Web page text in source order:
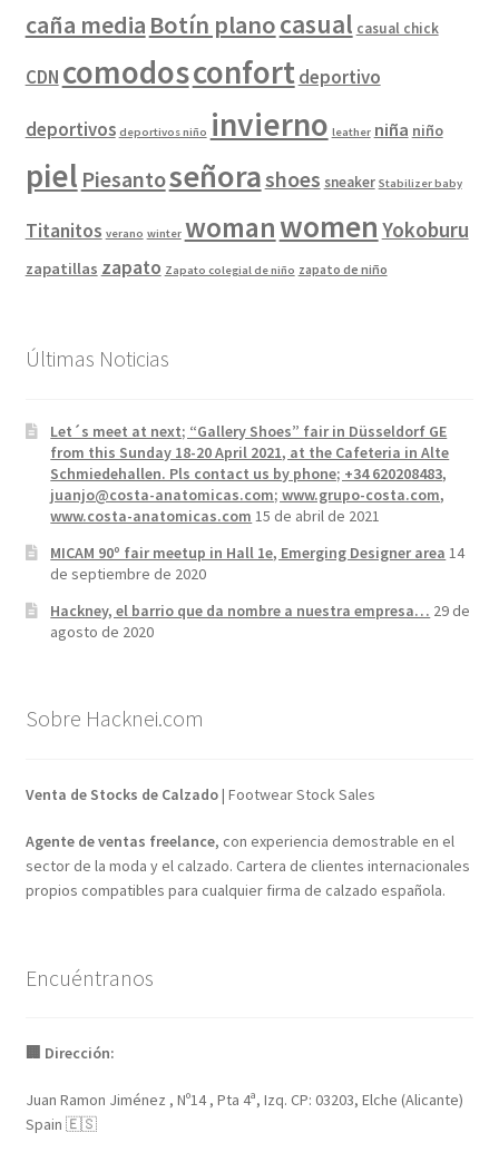
caña media Botín planocasual casual chick
CDN comodosconfortdeportivo
deportivos deportivos niño invierno leather niña niño
piel Piesantoseñorashoes sneaker Stabilizer baby
Titanitos verano winter womanwomen Yokoburu
zapatillas zapato Zapato colegial de niño zapato de niño
Últimas Noticias
Let´s meet at next; “Gallery Shoes” fair in Düsseldorf GE
from this Sunday 18-20 April 2021, at the Cafeteria in Alte
Schmiedehallen. Pls contact us by phone; +34 620208483,
juanjo@costa-anatomicas.com; www.grupo-costa.com,
www.costa-anatomicas.com 15 de abril de 2021
MICAM 90º fair meetup in Hall 1e, Emerging Designer area 14
de septiembre de 2020
Hackney, el barrio que da nombre a nuestra empresa… 29 de
agosto de 2020
Sobre Hacknei.com
Venta de Stocks de Calzado| Footwear Stock Sales
Agente de ventas freelance, con experiencia demostrable en el
sector de la moda y el calzado. Cartera de clientes internacionales
propios compatibles para cualquier firma de calzado española.
Encuéntranos
🏢 Dirección:
Juan Ramon Jiménez , Nº14 , Pta 4ª, Izq. CP: 03203, Elche (Alicante)
Spain 🇪🇸